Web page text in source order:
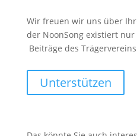
Wir freuen wir uns über
der NoonSong existiert
Beiträge des
Unterstützen